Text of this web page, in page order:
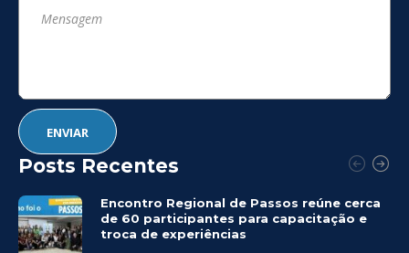
Posts Recentes
Encontro Regional de Passos reúne cerca
de 60 participantes para capacitação e
troca de experiências